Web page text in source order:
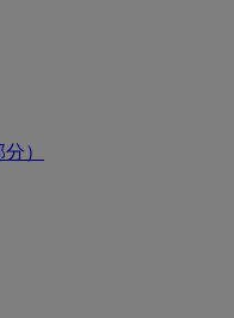
）